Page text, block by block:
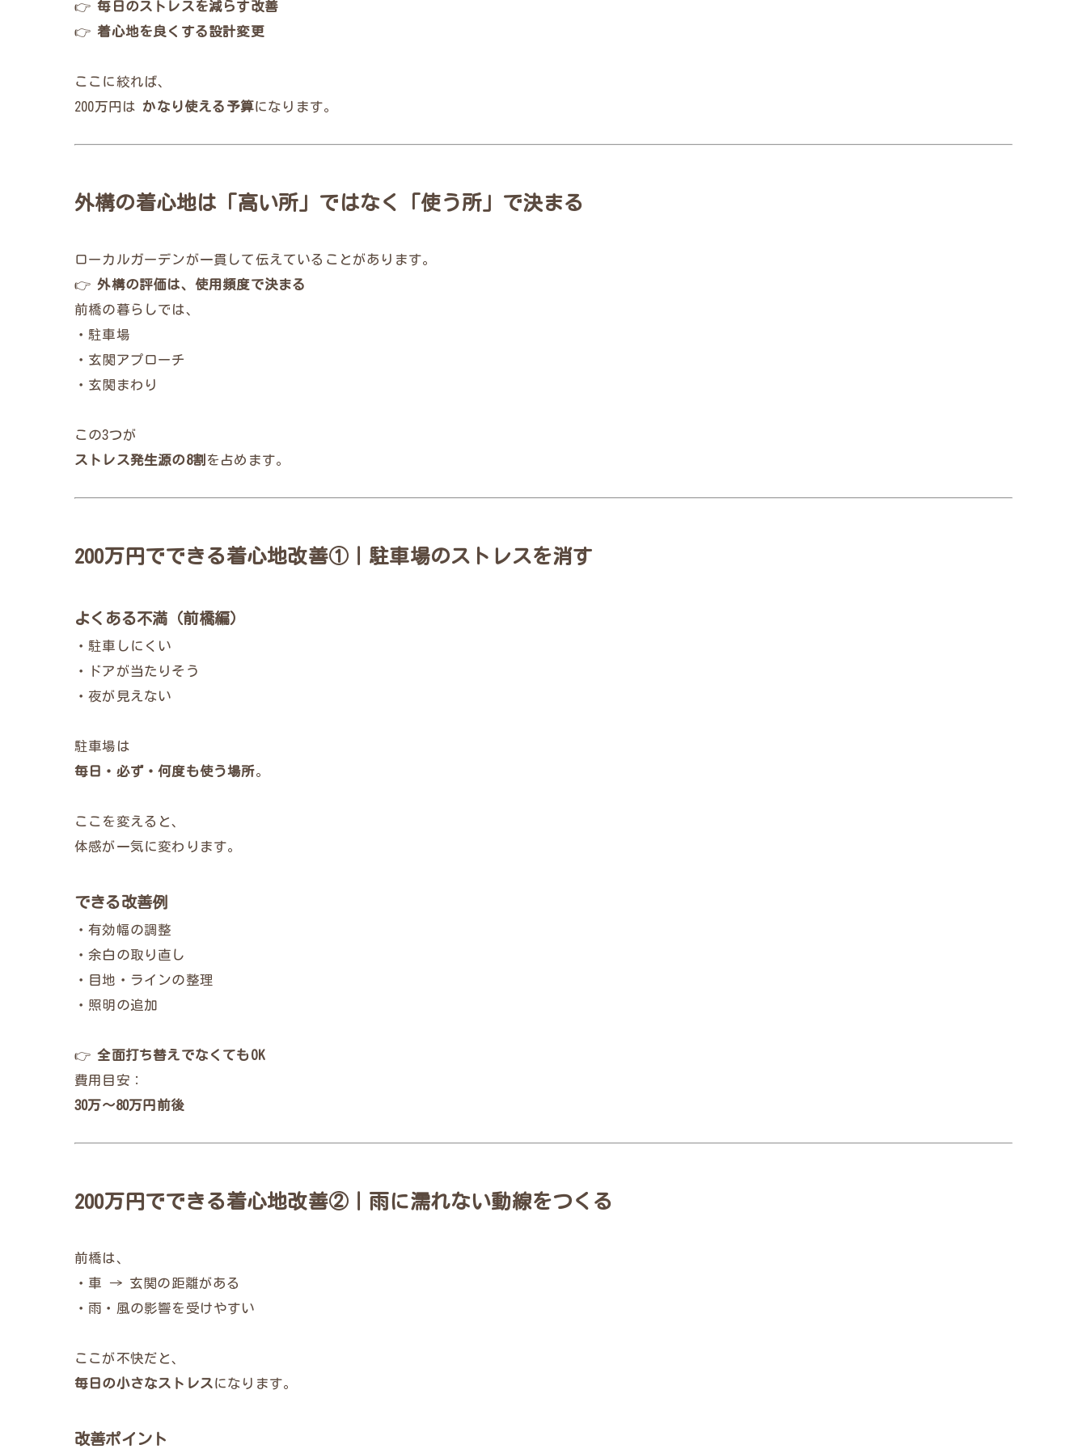
👉毎日のストレスを減らす改善
👉着心地を良くする設計変更
ここに絞れば、
200万円はかなり使える予算になります。
外構の着心地は「高い所」ではなく「使う所」で決まる
ローカルガーデンが一貫して伝えていることがあります。
👉外構の評価は、使用頻度で決まる
前橋の暮らしでは、
・駐車場
・玄関アプローチ
・玄関まわり
この3つが
ストレス発生源の8割 を占めます。
200万円でできる着心地改善①｜駐車場のストレスを消す
よくある不満（前橋編）
・駐車しにくい
・ドアが当たりそう
・夜が見えない
駐車場は
毎日・必ず・何度も使う場所。
ここを変えると、
体感が一気に変わります。
できる改善例
・有効幅の調整
・余白の取り直し
・目地・ラインの整理
・照明の追加
👉全面打ち替えでなくてもOK
費用目安：
30万〜80万円前後
200万円でできる着心地改善②｜雨に濡れない動線をつくる
前橋は、
・車 → 玄関の距離がある
・雨・風の影響を受けやすい
ここが不快だと、
毎日の小さなストレス になります。
改善ポイント